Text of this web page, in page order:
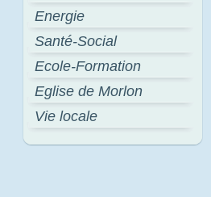
Energie
Santé-Social
Ecole-Formation
Eglise de Morlon
Vie locale